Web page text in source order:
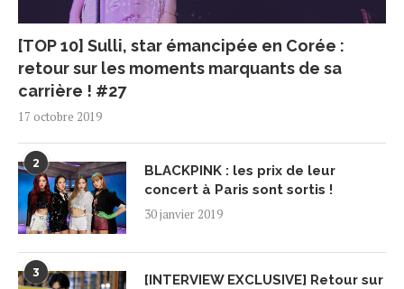
[TOP 10] Sulli, star émancipée en Corée :
retour sur les moments marquants de sa
carrière ! #27
17 octobre 2019
2
BLACKPINK : les prix de leur
concert à Paris sont sortis !
30 janvier 2019
3
[INTERVIEW EXCLUSIVE] Retour sur